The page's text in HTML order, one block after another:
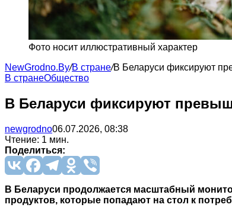
Фото носит иллюстративный характер
NewGrodno.By/В стране/В Беларуси фиксируют
В странеОбщество
В Беларуси фиксируют
newgrodno06.07.2026, 08:38
Чтение: 1 мин.
Поделиться:
В Беларуси продолжается масштабный
продуктов, которые попадают на стол к